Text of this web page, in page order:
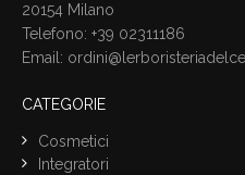
20154 Milano
Telefono: +39 02311186
Email:
CATEGORIE
Cosmetici
Integratori